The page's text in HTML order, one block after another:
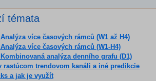
témata
více časových rámců (W1 až H4)
více časových rámců (W1-H4)
Kombinovaná analýza denního grafu (D1)
rastúcom trendovom kanáli a iné predikcie
a jak je využít